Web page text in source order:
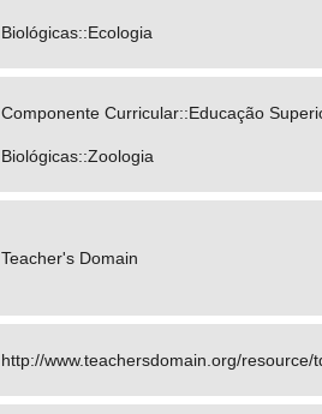
Biológicas::Ecologia
Componente Curricular::Educação
Biológicas::Zoologia
Teacher's Domain
http://www.teachersdomain.org/resource/